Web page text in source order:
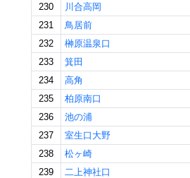
230
川合高岡
231
鳥居前
232
榊原温泉口
233
箕田
234
高角
235
柏原南口
236
池の浦
237
室生口大野
238
松ヶ崎
239
二上神社口